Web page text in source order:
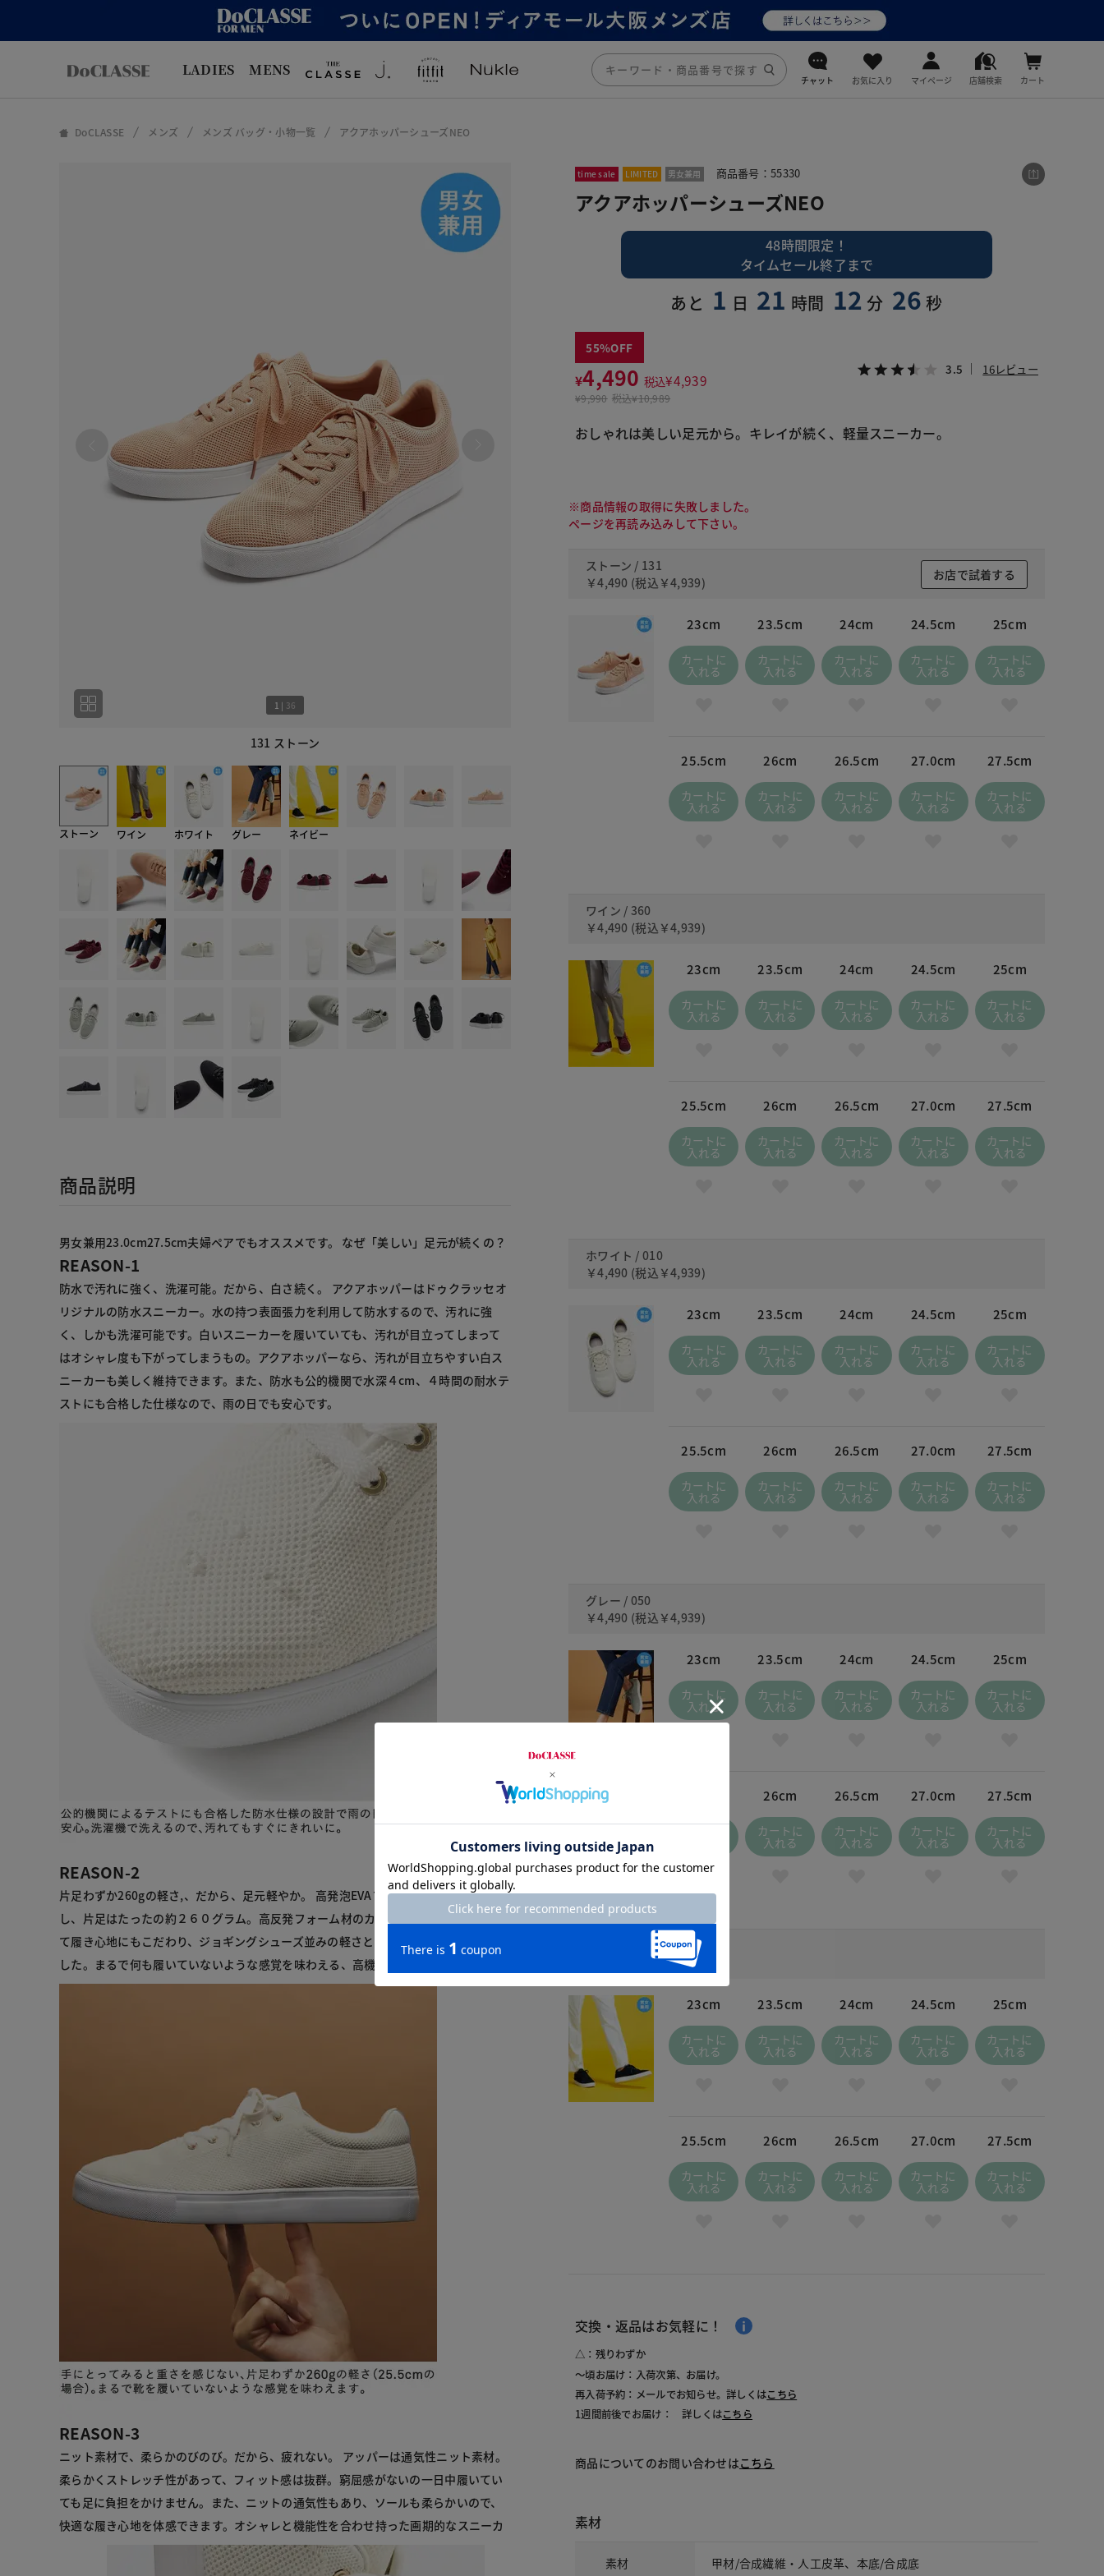
LADIES MENS
チャット お気に入り マイページ 店舗検索 カート
DoCLASSE メンズ メンズ バッグ・小物一覧 アクアホッパーシューズNEO
131 ストーン
1 | 36
ストーン ワイン ホワイト グレー ネイビー
商品説明
男女兼用23.0cm27.5cm夫婦ペアでもオススメです。 なぜ「美しい」足元が続くの？
REASON-1
防水で汚れに強く、洗濯可能。だから、白さ続く。 アクアホッパーはドゥクラッセオ
リジナルの防水スニーカー。水の持つ表面張力を利用して防水するので、汚れに強
く、しかも洗濯可能です。白いスニーカーを履いていても、汚れが目立ってしまって
はオシャレ度も下がってしまうもの。アクアホッパーなら、汚れが目立ちやすい白ス
ニーカーも美しく維持できます。また、防水も公的機関で水深４cm、４時間の耐水テ
ストにも合格した仕様なので、雨の日でも安心です。
REASON-2
片足わずか260gの軽さ,、だから、足元軽やか。 高発泡EVAフォームのソールの採用
し、片足はたったの約２６０グラム。高反発フォーム材のカップインソールも搭載し
て履き心地にもこだわり、ジョギングシューズ並みの軽さとクッション性を実現しま
した。まるで何も履いていないような感覚を味わえる、高機能軽量スニーカーです。
REASON-3
ニット素材で、柔らかのびのび。だから、疲れない。 アッパーは通気性ニット素材。
柔らかくストレッチ性があって、フィット感は抜群。窮屈感がないの一日中履いてい
ても足に負担をかけません。また、ニットの通気性もあり、ソールも柔らかいので、
快適な履き心地を体感できます。オシャレと機能性を合わせ持った画期的なスニーカ
time sale LIMITED 男女兼用 商品番号：55330
アクアホッパーシューズNEO
48時間限定！
タイムセール終了まで
あと 1 日 21 時間 12 分 24 秒
55
¥4,490 税込¥4,939
¥9,990 税込¥10,989
3.5 16レビュー
おしゃれは美しい足元から。キレイが続く、軽量スニーカー。
※商品情報の取得に失敗しました。
ページを再読み込みして下さい。
ストーン / 131
￥4,490 (税込 ￥4,939)
お店で試着する
23cm
カートに
入れる
23.5cm
カートに
入れる
24cm
カートに
入れる
24.5cm
カートに
入れる
25cm
カートに
入れる
25.5cm
カートに
入れる
26cm
カートに
入れる
26.5cm
カートに
入れる
27.0cm
カートに
入れる
27.5cm
カートに
入れる
ワイン / 360
￥4,490 (税込 ￥4,939)
23cm
カートに
入れる
23.5cm
カートに
入れる
24cm
カートに
入れる
24.5cm
カートに
入れる
25cm
カートに
入れる
25.5cm
カートに
入れる
26cm
カートに
入れる
26.5cm
カートに
入れる
27.0cm
カートに
入れる
27.5cm
カートに
入れる
ホワイト / 010
￥4,490 (税込 ￥4,939)
23cm
カートに
入れる
23.5cm
カートに
入れる
24cm
カートに
入れる
24.5cm
カートに
入れる
25cm
カートに
入れる
25.5cm
カートに
入れる
26cm
カートに
入れる
26.5cm
カートに
入れる
27.0cm
カートに
入れる
27.5cm
カートに
入れる
グレー / 050
￥4,490 (税込 ￥4,939)
23cm
カートに
入れる
23.5cm
カートに
入れる
24cm
カートに
入れる
24.5cm
カートに
入れる
25cm
カートに
入れる
26cm
カートに
入れる
26.5cm
カートに
入れる
27.0cm
カートに
入れる
27.5cm
カートに
入れる
ネイビー / 480
(税込￥4,939
23cm
カートに
入れる
23.5cm
カートに
入れる
24cm
カートに
入れる
24.5cm
カートに
入れる
25cm
カートに
入れる
25.5cm
カートに
入れる
26cm
カートに
入れる
26.5cm
カートに
入れる
27.0cm
カートに
入れる
27.5cm
カートに
入れる
交換・返品はお気軽に！
△：残りわずか
～頃お届け：入荷次第、お届け。
再入荷予約：メールでお知らせ。詳しくはこちら
1週間前後でお届け： 詳しくはこちら
商品についてのお問い合わせはこちら
素材
素材 甲材/合成繊維・人工皮革、本底/合成底